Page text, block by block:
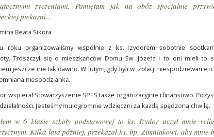
życzeniami. Pamiętam jak na obóz specjalnie
piekarni...
Beata Sikora
roku organizowaliśmy wspólnie z ks. Izydorem sobotnie
Troszczył się o mieszkańców Domu Św. Józefa i to oni mieli to
jeszcze nie tak dawno. W lutym, gdy byli w izolacji niespodziewanie
niespodzianka.
wspierał Stowarzyszenie SPES także organizacyjnie i finansowo.
Jesteśmy mu ogromnie wdzięczni za każdą spędzoną chwilę.
w 6 klasie szkoły podstawowej to ks. Izydor uczył mnie
Kilka lata później, przekazał ks. bp. Zimniakowi, aby mnie